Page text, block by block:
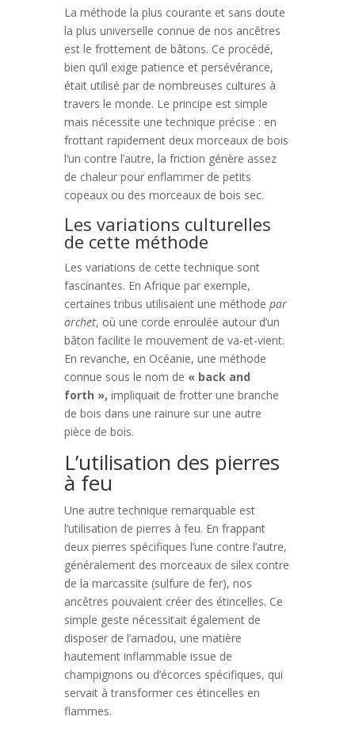
La méthode la plus courante et sans doute
la plus universelle connue de nos ancêtres
est le frottement de bâtons. Ce procédé,
bien qu’il exige patience et persévérance,
était utilisé par de nombreuses cultures à
travers le monde. Le principe est simple
mais nécessite une technique précise : en
frottant rapidement deux morceaux de bois
l’un contre l’autre, la friction génère assez
de chaleur pour enflammer de petits
copeaux ou des morceaux de bois sec.
Les variations culturelles
de cette méthode
Les variations de cette technique sont
fascinantes. En Afrique par exemple,
certaines tribus utilisaient une méthode par
archet, où une corde enroulée autour d’un
bâton facilite le mouvement de va-et-vient.
En revanche, en Océanie, une méthode
connue sous le nom de « back and
forth », impliquait de frotter une branche
de bois dans une rainure sur une autre
pièce de bois.
L’utilisation des pierres
à feu
Une autre technique remarquable est
l’utilisation de pierres à feu. En frappant
deux pierres spécifiques l’une contre l’autre,
généralement des morceaux de silex contre
de la marcassite (sulfure de fer), nos
ancêtres pouvaient créer des étincelles. Ce
simple geste nécessitait également de
disposer de l’amadou, une matière
hautement inflammable issue de
champignons ou d’écorces spécifiques, qui
servait à transformer ces étincelles en
flammes.